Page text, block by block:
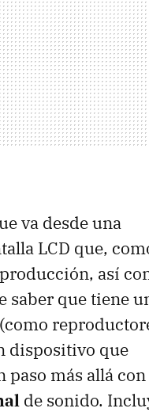
va desde una
LCD que,
así
saber que tiene
dispositivo que
paso más allá
de sonido.